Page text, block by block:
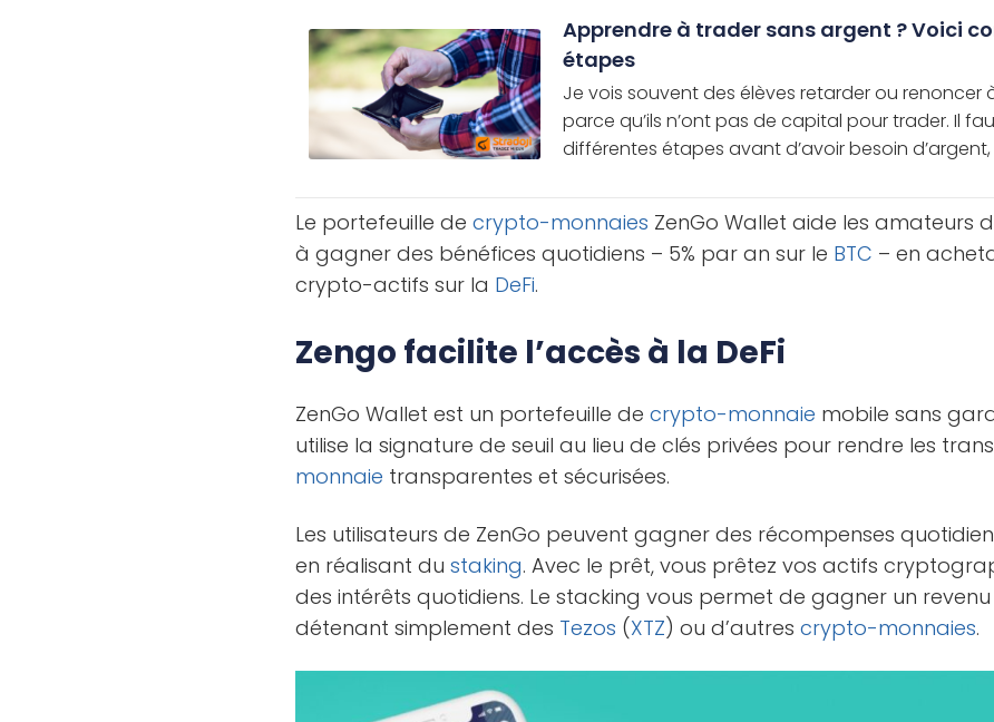
Apprendre à trader sans argent ? Voici
étapes
Je vois souvent des élèves retarder ou renoncer
parce qu’ils n’ont pas de capital pour trader. Il
différentes étapes avant d’avoir besoin d’argent,
Le portefeuille decrypto-monnaies ZenGo Wallet aide les amateurs
à gagner des bénéfices quotidiens – 5% par an sur le BTC – en
crypto-actifs sur la DeFi.
Zengo facilite l’accès à la DeFi
ZenGo Wallet est un portefeuille decrypto-monnaie mobile sans
utilise la signature de seuil au lieu de clés privées pour rendre les
monnaie transparentes et sécurisées.
Les utilisateurs de ZenGo peuvent gagner des récompenses
en réalisant dustaking. Avec le prêt, vous prêtez vos actifs
des intérêts quotidiens. Le stacking vous permet de gagner un
détenant simplement des Tezos (XTZ) ou d’autrescrypto-monnaies.